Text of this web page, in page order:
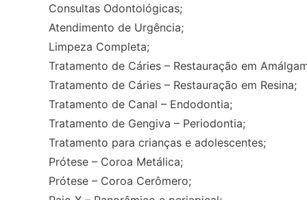
Consultas Odontológicas;
Atendimento de Urgência;
Limpeza Completa;
Tratamento de Cáries – Restauração em
Tratamento de Cáries – Restauração em Resina;
Tratamento de Canal – Endodontia;
Tratamento de Gengiva – Periodontia;
Tratamento para crianças e adolescentes;
Prótese – Coroa Metálica;
Prótese – Coroa Cerômero;